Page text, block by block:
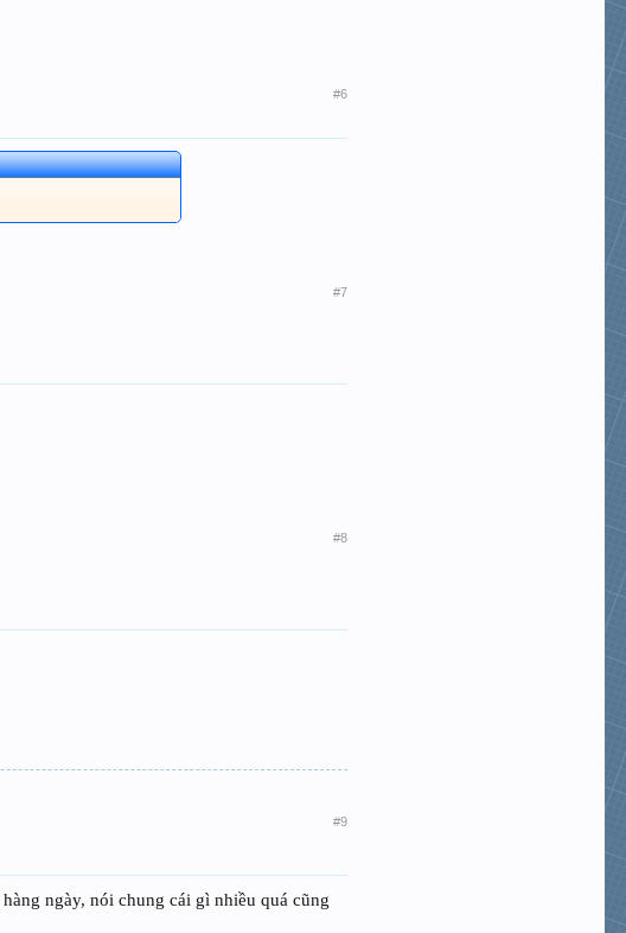
#6
#7
#8
#9
ngày, nói chung cái gì nhiều quá cũng